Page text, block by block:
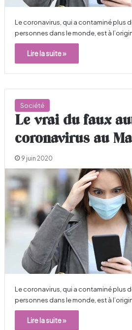
Le coronavirus, qui a contaminé plus
personnes dans le monde, est à
Lire la suite »
Société
Le vrai du faux
coronavirus au
9 juin 2020
Le coronavirus, qui a contaminé plus
personnes dans le monde, est à
Lire la suite »